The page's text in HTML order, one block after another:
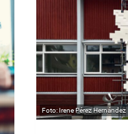
Irene Pérez Hernández